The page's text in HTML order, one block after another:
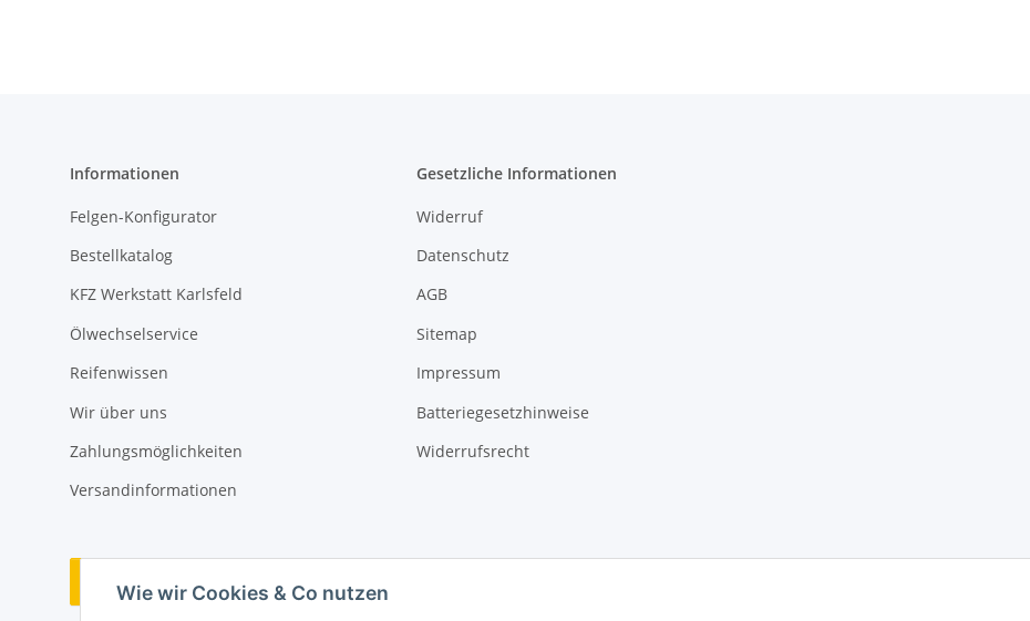
Wie wir Cookies & Co nutzen
Informationen
Felgen-Konfigurator
Bestellkatalog
KFZ Werkstatt Karlsfeld
Ölwechselservice
Reifenwissen
Wir über uns
Zahlungsmöglichkeiten
Versandinformationen
Gesetzliche Informationen
Widerruf
Datenschutz
AGB
Sitemap
Impressum
Batteriegesetzhinweise
Widerrufsrecht
Vertrag widerrufen